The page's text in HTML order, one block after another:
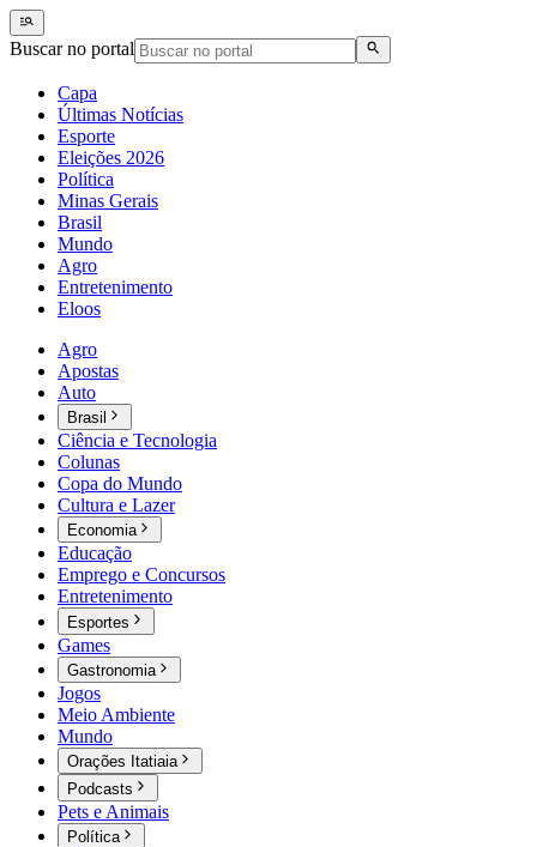
Buscar no portal
Capa
Últimas Notícias
Esporte
Eleições 2026
Política
Minas Gerais
Brasil
Mundo
Agro
Entretenimento
Eloos
Agro
Apostas
Auto
Brasil
Ciência e Tecnologia
Colunas
Copa do Mundo
Cultura e Lazer
Economia
Educação
Emprego e Concursos
Entretenimento
Esportes
Games
Gastronomia
Jogos
Meio Ambiente
Mundo
Orações Itatiaia
Podcasts
Pets e Animais
Política